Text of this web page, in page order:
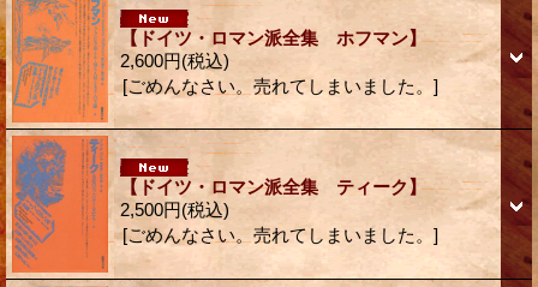
【ドイツ・ロマン派全集 ホフマン】
2,600円(税込)
[ごめんなさい。売れてしまいました。]
【ドイツ・ロマン派全集 ティーク】
2,500円(税込)
[ごめんなさい。売れてしまいました。]